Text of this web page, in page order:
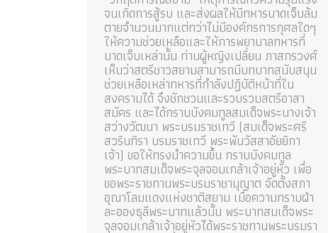
จนเกิดการสู้รบ และส่งผลให้มีทหารบาดเจ็บล้ม
ตายจำนวนมากแต่ทว่าไม่มีองค์กรการกุศลใดๆ
ให้ความช่วยเหลือและให้การพยาบาลทหารที่
บาดเจ็บเหล่านั้น ท่านผู้หญิงเปลี่ยน ภาสกรวงศ์
เห็นว่าสตรีชาวสยามสามารถมีบทบาทสนับสนุน
ช่วยเหลือเหล่าทหารที่กำลังปฏิบัติหน้าที่ใน
สงครามได้ จึงชักชวนและรวบรวมสตรีอาสา
สมัคร และได้กราบบังคมทูลสมเด็จพระนางเจ้า
สว่างวัฒนา พระบรมราชเทวี (สมเด็จพระศรี
สวรินทิรา บรมราชเทวี พระพันวัสสาอัยยิกา
เจ้า) ขอให้ทรงนำความขึ้น กราบบังคมทูล
พระบาทสมเด็จพระจุลจอมเกล้าเจ้าอยู่หัว เพื่อ
ขอพระราชทานพระบรมราชานุญาต จัดตั้งสภา
อุณาโลมแดงแห่งชาติสยาม เมื่อความทราบฝ่า
ละอองธุลีพระบาทแล้วนั้น พระบาทสมเด็จพระ
จุลจอมเกล้าเจ้าอยู่หัวได้พระราชทานพระบรมรา